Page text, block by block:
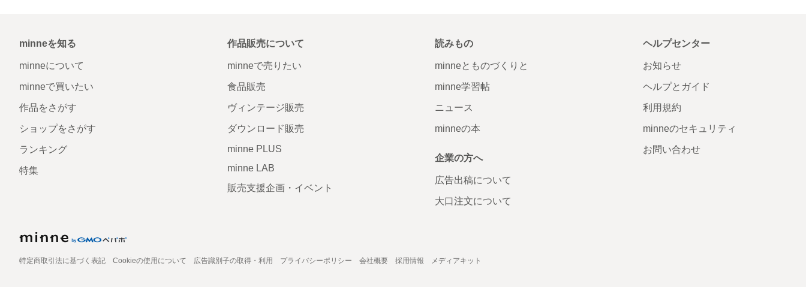
minneを知る
minneについて
minneで買いたい
作品をさがす
ショップをさがす
ランキング
特集
作品販売について
minneで売りたい
食品販売
ヴィンテージ販売
ダウンロード販売
minne PLUS
minne LAB
販売支援企画・イベント
読みもの
minneとものづくりと
minne学習帖
ニュース
minneの本
企業の方へ
広告出稿について
大口注文について
ヘルプセンター
お知らせ
ヘルプとガイド
利用規約
minneのセキュリティ
お問い合わせ
特定商取引法に基づく表記 Cookieの使用について 広告識別子の取得・利用 プライバシーポリシー 会社概要 採用情報 メディアキット